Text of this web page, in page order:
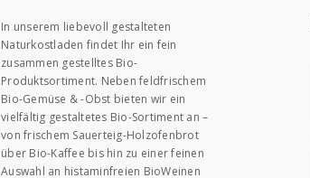
In unserem liebevoll gestalteten
Naturkostladen findet Ihr ein fein
zusammen gestelltes Bio-
Produktsortiment. Neben feldfrischem
Bio-Gemüse & -Obst bieten wir ein
vielfältig gestaltetes Bio-Sortiment an –
von frischem Sauerteig-Holzofenbrot
über Bio-Kaffee bis hin zu einer feinen
Auswahl an histaminfreien BioWeinen